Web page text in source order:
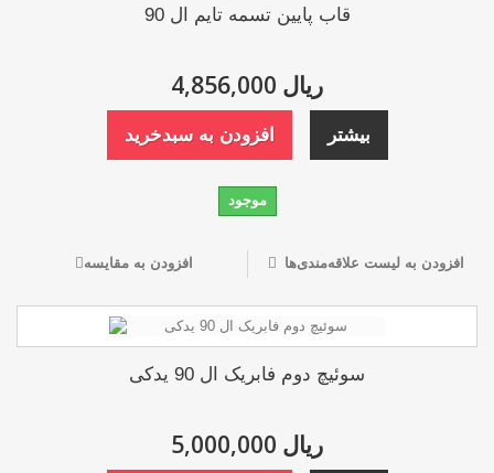
قاب پایین تسمه تایم ال 90
4,856,000 ریال
افزودن به سبدخرید بیشتر
موجود
افزودن به لیست علاقه‌مندی‌ها افزودن به مقایسه
سوئیچ دوم فابریک ال 90 یدکی
5,000,000 ریال